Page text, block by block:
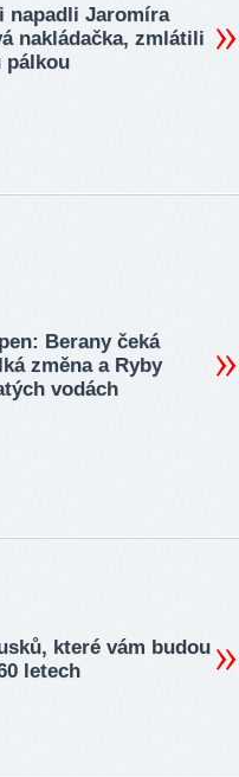
napadli Jaromíra
nakládačka, zmlátili
pálkou
Berany čeká
změna a Ryby
vodách
které vám budou
letech